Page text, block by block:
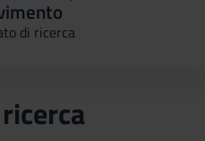
di ricerca